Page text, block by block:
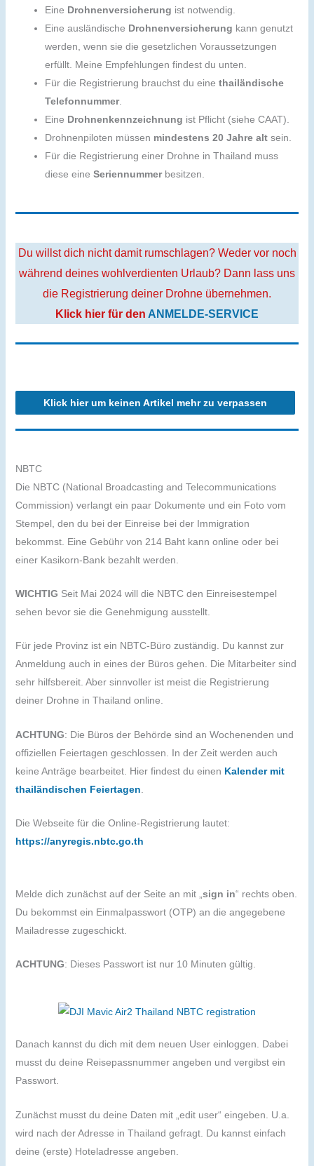
Eine Drohnenversicherung ist notwendig.
Eine ausländische Drohnenversicherung kann genutzt
werden, wenn sie die gesetzlichen Voraussetzungen
erfüllt. Meine Empfehlungen findest du unten.
Für die Registrierung brauchst du eine thailändische
Telefonnummer.
Eine Drohnenkennzeichnung ist Pflicht (siehe CAAT).
Drohnenpiloten müssen mindestens 20 Jahre altsein.
Für die Registrierung einer Drohne in Thailand muss
diese eine Seriennummer besitzen.
Du willst dich nicht damit rumschlagen? Weder vor noch
während deines wohlverdienten Urlaub? Dann lass uns
die Registrierung deiner Drohne übernehmen.
Klick hier für den ANMELDE-SERVICE
Klick hier um keinen Artikel mehr zu verpassen
NBTC
Die NBTC (National Broadcasting and Telecommunications
Commission) verlangt ein paar Dokumente und ein Foto vom
Stempel, den du bei der Einreise bei der Immigration
bekommst. Eine Gebühr von 214 Baht kann online oder bei
einer Kasikorn-Bank bezahlt werden.
WICHTIG Seit Mai 2024 will die NBTC den Einreisestempel
sehen bevor sie die Genehmigung ausstellt.
Für jede Provinz ist ein NBTC-Büro zuständig. Du kannst zur
Anmeldung auch in eines der Büros gehen. Die Mitarbeiter sind
sehr hilfsbereit. Aber sinnvoller ist meist die Registrierung
deiner Drohne in Thailand online.
ACHTUNG: Die Büros der Behörde sind an Wochenenden und
offiziellen Feiertagen geschlossen. In der Zeit werden auch
keine Anträge bearbeitet. Hier findest du einen Kalender mit
thailändischen Feiertagen
Die Webseite für die Online-Registrierung lautet:
https://anyregis.nbtc.go.th
Melde dich zunächst auf der Seite an mit „ sign in“ rechts oben.
Du bekommst ein Einmalpasswort (OTP) an die angegebene
Mailadresse zugeschickt.
ACHTUNG: Dieses Passwort ist nur 10 Minuten gültig.
Danach kannst du dich mit dem neuen User einloggen. Dabei
musst du deine Reisepassnummer angeben und vergibst ein
Passwort.
Zunächst musst du deine Daten mit „edit user“ eingeben. U.a.
wird nach der Adresse in Thailand gefragt. Du kannst einfach
deine (erste) Hoteladresse angeben.